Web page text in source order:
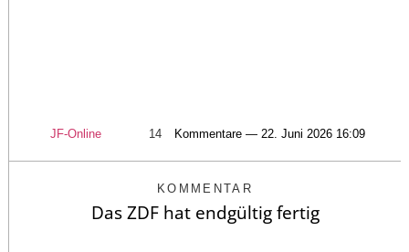
JF-Online 14 Kommentare — 22. Juni 2026 16:09
KOMMENTAR
Das ZDF hat endgültig fertig